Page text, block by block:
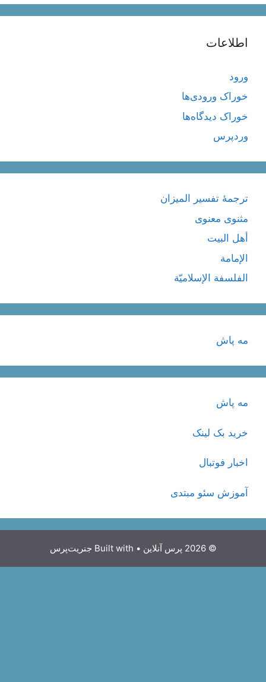
اطلاعات
ورود
خوراک ورودی‌ها
خوراک دیدگاه‌ها
وردپرس
ترجمۀ تفسیر المیزان
مثنوی معنوی
أهل البيت
الإمامة
الفلسفة الإسلاميّة
مه پاش
مه پاش
خرید بک لینک
اخبار فوتبال
آموزش سئو مبتدی
• Built with جنریت‌پرس